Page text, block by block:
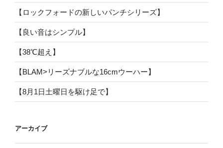
【ロックフォードの新しいパンチシリーズ】
【良い音はシンプル】
【38℃超え】
【BLAM>リーズナブルな16cmウーハー】
【8月1日土曜日を駆け足で】
アーカイブ